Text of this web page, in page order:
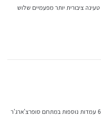
ציבורית יותר מפעמיים שלוש
חח בוקר טוב באמת. יש גם 6 עמדות נוספות במתחם סופרצ'ארג'ר